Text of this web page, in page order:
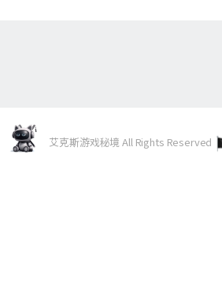
艾克斯游戏秘境 All Rights Reserved